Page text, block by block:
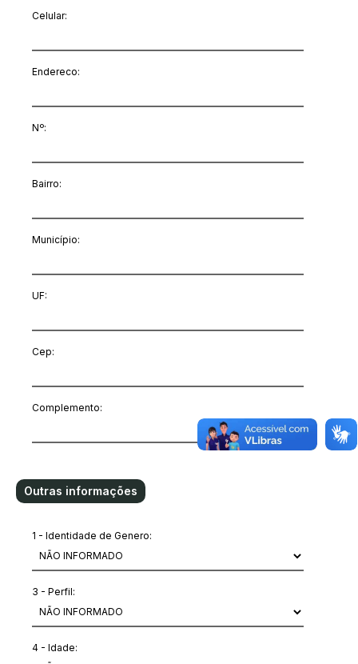
Celular:
Endereco:
Nº:
Bairro:
Município:
UF:
Cep:
Complemento:
Outras informações
1 - Identidade de Genero:
3 - Perfil:
4 - Idade: